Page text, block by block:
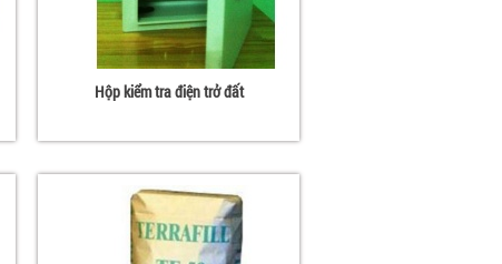
Hộp kiểm tra điện trở đất